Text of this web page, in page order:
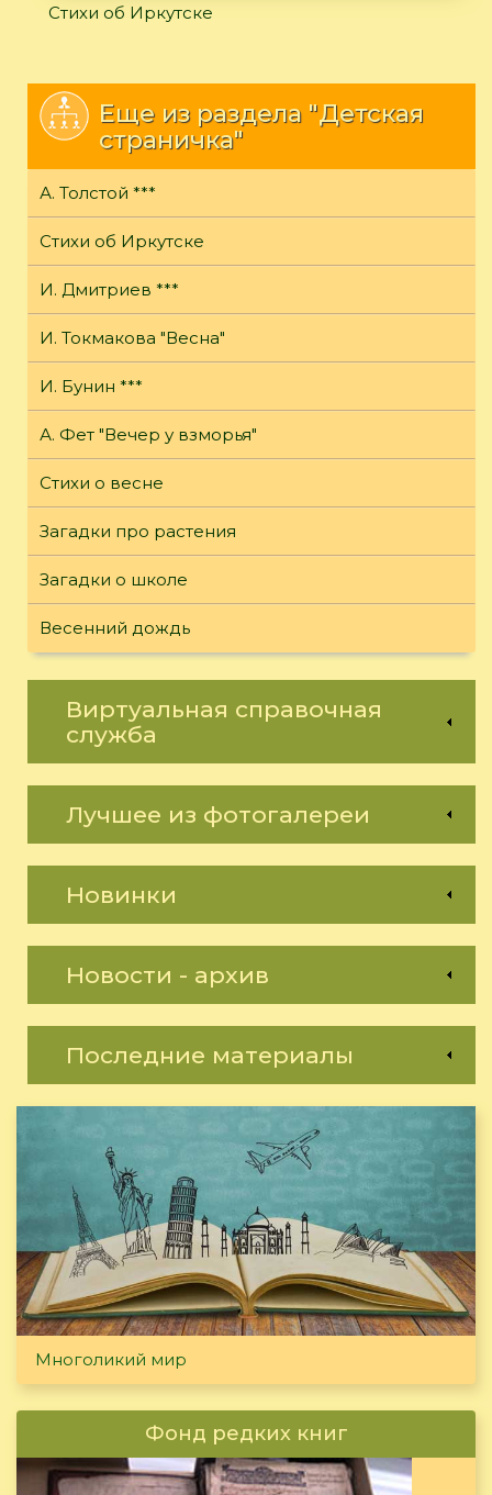
Стихи об Иркутске
Еще из раздела "Детская
страничка"
А. Толстой ***
Стихи об Иркутске
И. Дмитриев ***
И. Токмакова "Весна"
И. Бунин ***
А. Фет "Вечер у взморья"
Стихи о весне
Загадки про растения
Загадки о школе
Весенний дождь
Виртуальная справочная
служба
Лучшее из фотогалереи
Новинки
Новости - архив
Последние материалы
Многоликий мир
Фонд редких книг